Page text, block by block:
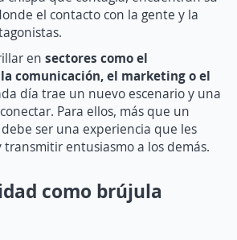
el contacto con la gente y la
en sectores como el
comunicación, el marketing o el
día trae un nuevo escenario y una
Para ellos, más que un
ser una experiencia que les
entusiasmo a los demás.
como brújula